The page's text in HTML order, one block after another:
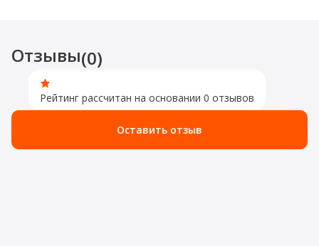
Отзывы(0)
Рейтинг рассчитан на основании 0 отзывов
Оставить отзыв